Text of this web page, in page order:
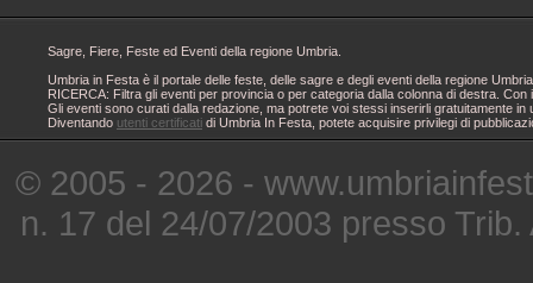
Sagre, Fiere, Feste ed Eventi della regione Umbria.
Umbria in Festa è il portale delle feste, delle sagre e degli eventi della regione
RICERCA: Filtra gli eventi per provincia o per categoria dalla colonna di destra.
Gli eventi sono curati dalla redazione, ma potrete voi stessi inserirli gratuitamente
Diventando utenti certificati di Umbria In Festa, potete acquisire privilegi di
© 2005 - 2026 -
n. 17 del 24/07/2003 presso